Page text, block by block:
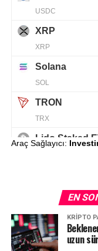
Araç Sağlayıcı:
EN
KRIPTO
uzun